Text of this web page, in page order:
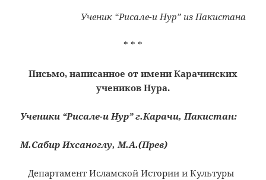
Ученик “Рисале-и Нур” из Пакистана
* * *
Письмо, написанное от имени Карачинских
учеников Нура.
Ученики “Рисале-и Нур” г.Карачи, Пакистан:
М.Сабир Ихсаноглу, М.А.(Прев)
Департамент Исламской Истории и Культуры